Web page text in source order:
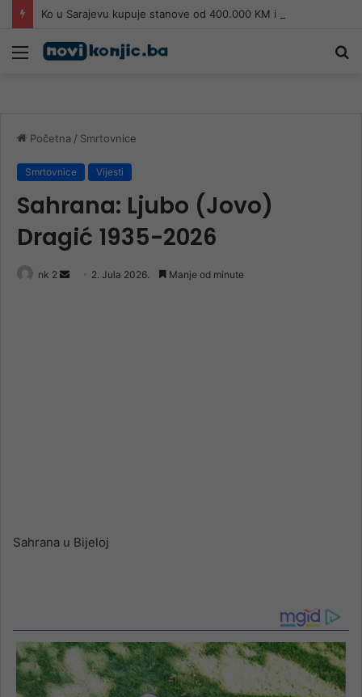
Ko u Sarajevu kupuje stanove od 400.000 KM i više?
Meni
Početna / Smrtovnice
Smrtovnice Vijesti
Sahrana: Ljubo (Jovo)
Dragić 1935-2026
nk 2
Send 2. Jula 2026. Manje od minute
Sahrana u Bijeloj